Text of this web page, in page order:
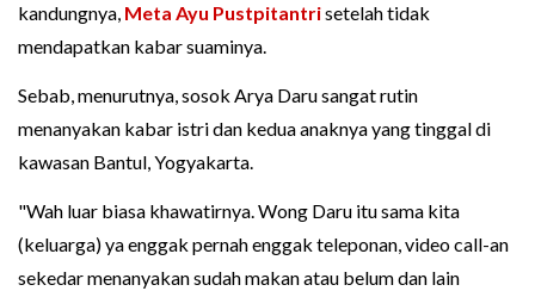
kandungnya, Meta Ayu Pustpitantrisetelah tidak
mendapatkan kabar suaminya.
Sebab, menurutnya, sosok Arya Daru sangat rutin
menanyakan kabar istri dan kedua anaknya yang tinggal di
kawasan Bantul, Yogyakarta.
"Wah luar biasa khawatirnya. Wong Daru itu sama kita
(keluarga) ya enggak pernah enggak teleponan, video call-an
sekedar menanyakan sudah makan atau belum dan lain